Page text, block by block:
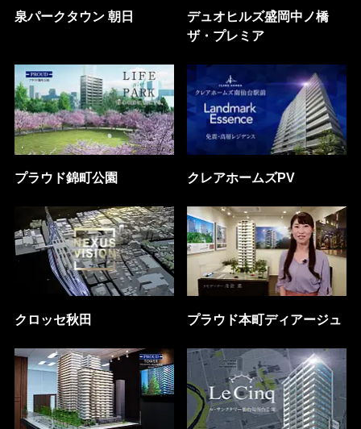
泉パークタウン 朝日
デュオヒルズ盛岡中ノ橋
ザ・プレミア
プラウド錦町公園 クレアホームズPV
クロッセ秋田 プラウド本町ディアージュ